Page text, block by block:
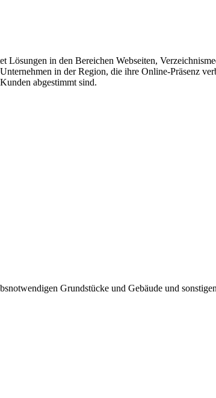
Lösungen in den Bereichen Webseiten,
in der Region, die ihre Online-Präsenz
abgestimmt sind.
Grundstücke und Gebäude und